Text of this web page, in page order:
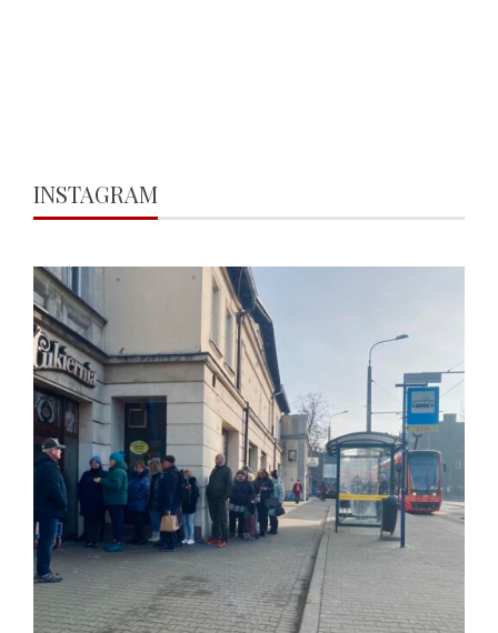
INSTAGRAM